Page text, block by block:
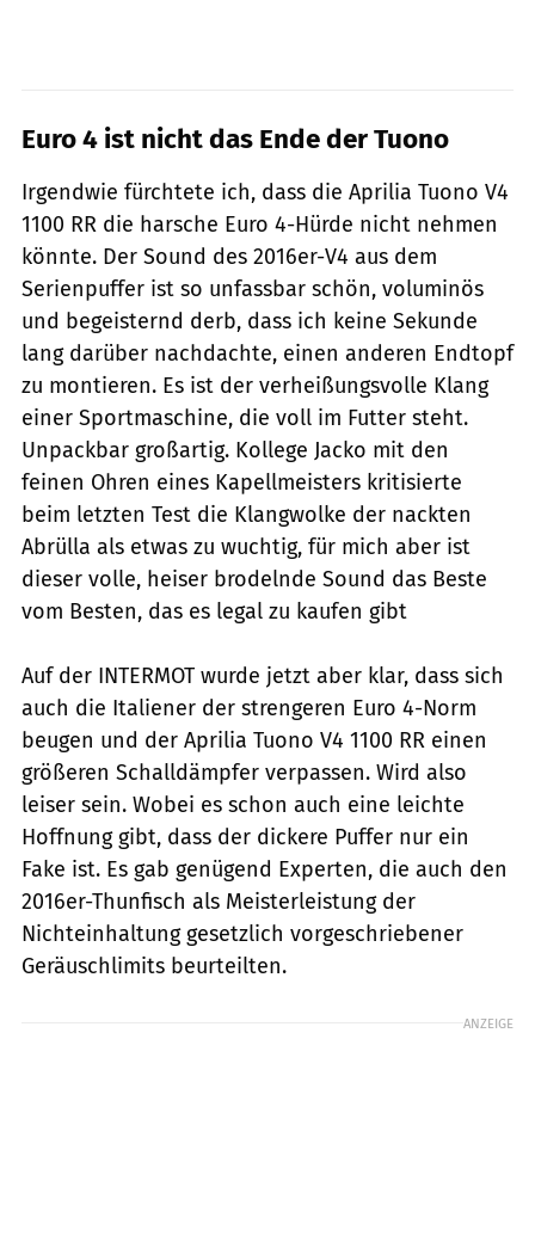
Euro 4 ist nicht das Ende der Tuono
Irgendwie fürchtete ich, dass die Aprilia Tuono V4
1100 RR die harsche Euro 4-Hürde nicht nehmen
könnte. Der Sound des 2016er-V4 aus dem
Serienpuffer ist so unfassbar schön, voluminös
und begeisternd derb, dass ich keine Sekunde
lang darüber nachdachte, einen anderen Endtopf
zu montieren. Es ist der verheißungsvolle Klang
einer Sportmaschine, die voll im Futter steht.
Unpackbar großartig. Kollege Jacko mit den
feinen Ohren eines Kapellmeisters kritisierte
beim letzten Test die Klangwolke der nackten
Abrülla als etwas zu wuchtig, für mich aber ist
dieser volle, heiser brodelnde Sound das Beste
vom Besten, das es legal zu kaufen gibt
Auf der INTERMOT wurde jetzt aber klar, dass sich
auch die Italiener der strengeren Euro 4-Norm
beugen und der Aprilia Tuono V4 1100 RR einen
größeren Schalldämpfer verpassen. Wird also
leiser sein. Wobei es schon auch eine leichte
Hoffnung gibt, dass der dickere Puffer nur ein
Fake ist. Es gab genügend Experten, die auch den
2016er-Thunfisch als Meisterleistung der
Nichteinhaltung gesetzlich vorgeschriebener
Geräusch­limits beurteilten.
ANZEIGE